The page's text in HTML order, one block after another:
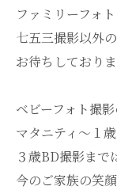
ファミリーフォト
七五三撮影以外
お待ちしておりま
ベビーフォト撮
マタニティ～１
３歳BD撮影まで
今のご家族の笑